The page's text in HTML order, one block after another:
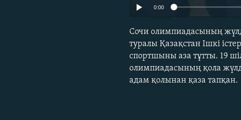
0:00
Сочи олимпиадасының
туралы Қазақстан Ішкі
спортшыны аза тұтты. 19
олимпиадасының қола
адам қолынан қаза тапқан.